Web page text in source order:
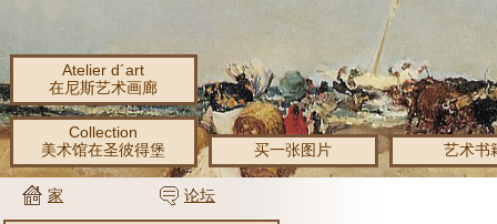
Atelier d´art
在尼斯艺术画廊
Collection
美术馆在圣彼得堡
买一张图片 艺术书
家 论坛